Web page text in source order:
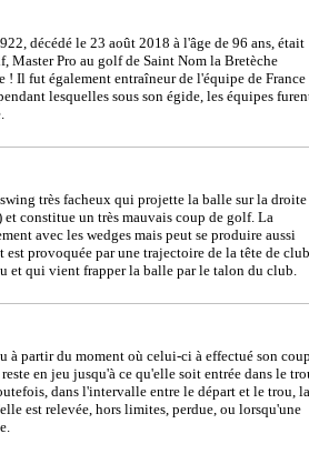
décédé le 23 août 2018 à l'âge de 96 ans, était
Master Pro au golf de Saint Nom la Bretèche
! Il fut également entraîneur de l'équipe de France
lesquelles sous son égide, les équipes
très facheux qui projette la balle sur la droite
et constitue un très mauvais coup de golf. La
avec les wedges mais peut se produire aussi
est provoquée par une trajectoire de la tête de club
et qui vient frapper la balle par le talon du club.
à partir du moment où celui-ci à effectué son
en jeu jusqu'à ce qu'elle soit entrée dans le
dans l'intervalle entre le départ et le trou, la
est relevée, hors limites, perdue, ou lorsqu'une